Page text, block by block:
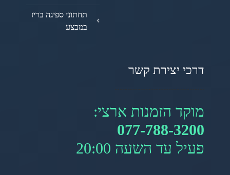
תחתוני ספיגה בריז
יצירת קשר
הזמנות ארצי:
077-788-
עד השעה 20:00